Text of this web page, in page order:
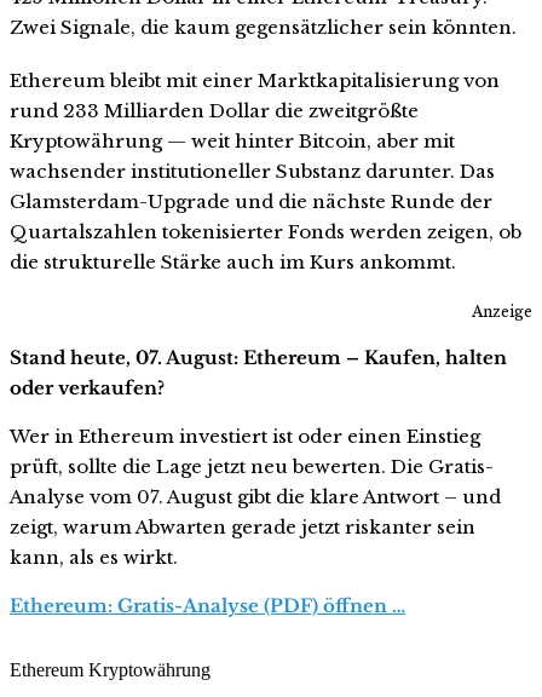
Zwei Signale, die kaum gegensätzlicher sein könnten.
Ethereum bleibt mit einer Marktkapitalisierung von
rund 233 Milliarden Dollar die zweitgrößte
Kryptowährung — weit hinter Bitcoin, aber mit
wachsender institutioneller Substanz darunter. Das
Glamsterdam-Upgrade und die nächste Runde der
Quartalszahlen tokenisierter Fonds werden zeigen, ob
die strukturelle Stärke auch im Kurs ankommt.
Anzeige
Stand heute, 07. August: Ethereum – Kaufen, halten
oder verkaufen?
Wer in Ethereum investiert ist oder einen Einstieg
prüft, sollte die Lage jetzt neu bewerten. Die Gratis-
Analyse vom 07. August gibt die klare Antwort – und
zeigt, warum Abwarten gerade jetzt riskanter sein
kann, als es wirkt.
Ethereum: Gratis-Analyse (PDF) öffnen …
Ethereum Kryptowährung